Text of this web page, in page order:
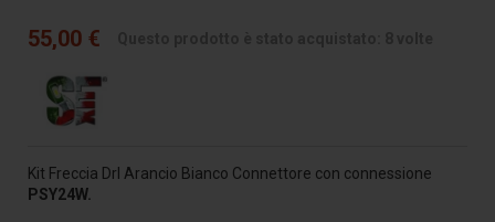
55,00 €
Kit Freccia Drl Arancio Bianco Connettore con connessione
PSY24W.